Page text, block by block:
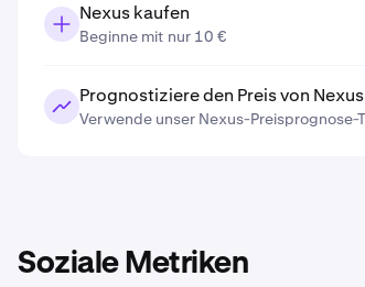
Nexus kaufen
Beginne mit nur 10 €
Prognostiziere den Preis von Nexus
Verwende unser Nexus-Preisprognose-
Soziale Metriken